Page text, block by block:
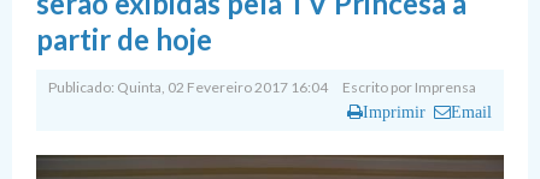
partir de hoje
Publicado: Quinta, 02 Fevereiro 2017 16:04 Escrito por Imprensa
Imprimir Email